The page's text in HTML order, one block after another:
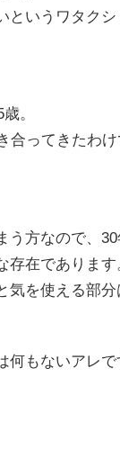
というワタク
。
合ってきたわけ
方なので、
在であります
気を使える部分
何もないアレ